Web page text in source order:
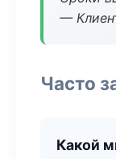
—
Часто
Какой